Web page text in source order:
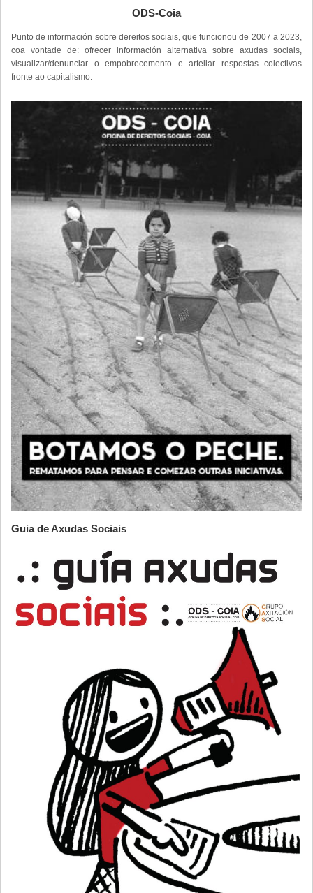
ODS-Coia
Punto de información sobre dereitos sociais, que funcionou de 2007 a 2023,
coa vontade de: ofrecer información alternativa sobre axudas sociais,
visualizar/denunciar o empobrecemento e artellar respostas colectivas
fronte ao capitalismo.
Guia de Axudas Sociais